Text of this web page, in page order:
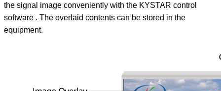
the signal image conveniently with the KYSTAR control
software . The overlaid contents can be stored in the
equipment.